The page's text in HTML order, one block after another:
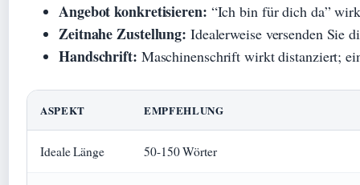
Angebot konkretisieren: “Ich bin für dich da”
Zeitnahe Zustellung: Idealerweise versenden Sie
Handschrift: Maschinenschrift wirkt distanziert;
ASPEKT EMPFEHLUNG
Ideale Länge 50-150 Wörter